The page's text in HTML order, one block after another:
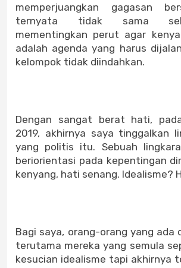
memperjuangkan gagasan
ternyata tidak sama
mementingkan perut agar
adalah agenda yang harus
kelompok tidak diindahkan.
Dengan sangat berat hati,
2019, akhirnya saya tinggalkan
yang politis itu. Sebuah
beriorientasi pada kepentingan
kenyang, hati senang. Idealisme?
Bagi saya, orang-orang yang ada
terutama mereka yang semula
kesucian idealisme tapi akhirnya